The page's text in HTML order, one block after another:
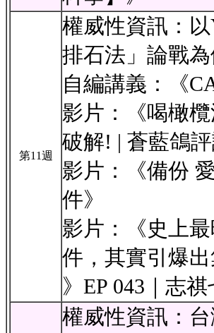
第11週
權威性資訊：
排石法」論戰
自編講義：《
影片：《喝橄
破解! | 蒼藍鴿
影片：《備份
件》
影片：《史上
件，其實引爆
》EP 043｜志祺
權威性資訊：